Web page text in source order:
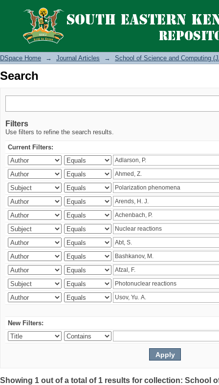
Search
DSpace Home → Journal Articles → School of Science and Computing
Search
Filters
Use filters to refine the search results.
Current Filters:
New Filters:
Showing 1 out of a total of 1 results for collection: School